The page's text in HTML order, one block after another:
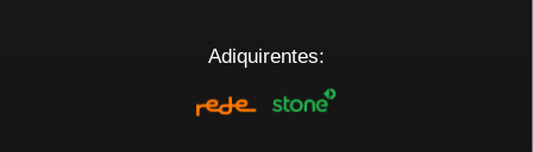
Adiquirentes: